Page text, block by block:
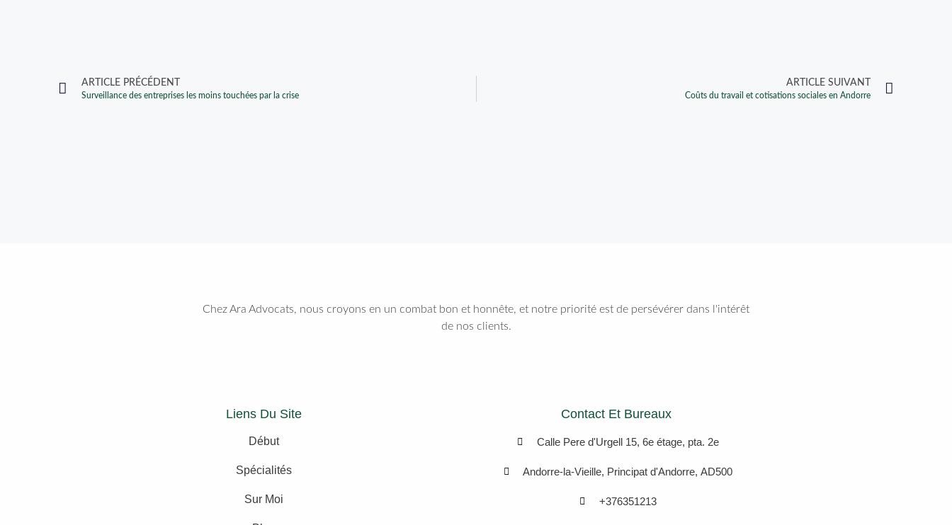
ARTICLE PRÉCÉDENT
Surveillance des entreprises les moins touchées par la crise
ARTICLE SUIVANT
Coûts du travail et cotisations sociales en Andorre
Chez Ara Advocats, nous croyons en un combat bon et honnête, et notre priorité est de persévérer dans l'intérêt
de nos clients.
Liens Du Site
Début
Spécialités
Sur Moi
Contact Et Bureaux
Calle Pere d'Urgell 15, 6e étage, pta. 2e
Andorre-la-Vieille, Principat d'Andorre, AD500
+376351213